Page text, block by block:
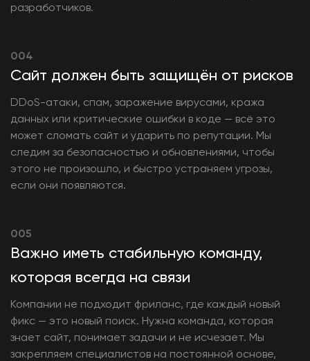
разработчиков.
004
Сайт должен быть защищён от рисков
DDoS-атаки, спам, заражение вирусами, кража
данных или критические ошибки в коде — всё это
может сломать сайт и ударить по репутации. Мы
следим за безопасностью и обновлениями, чтобы
этого не произошло, и быстро устраняем угрозы,
если они появляются.
005
Важно иметь стабильную команду,
которая всегда на связи
Компании не подходит фриланс, где каждый новый
фикс — это новый поиск. Нужна команда, которая
знает сайт, понимает задачи и не исчезает. Мы
закрепляем специалистов на постоянной основе,